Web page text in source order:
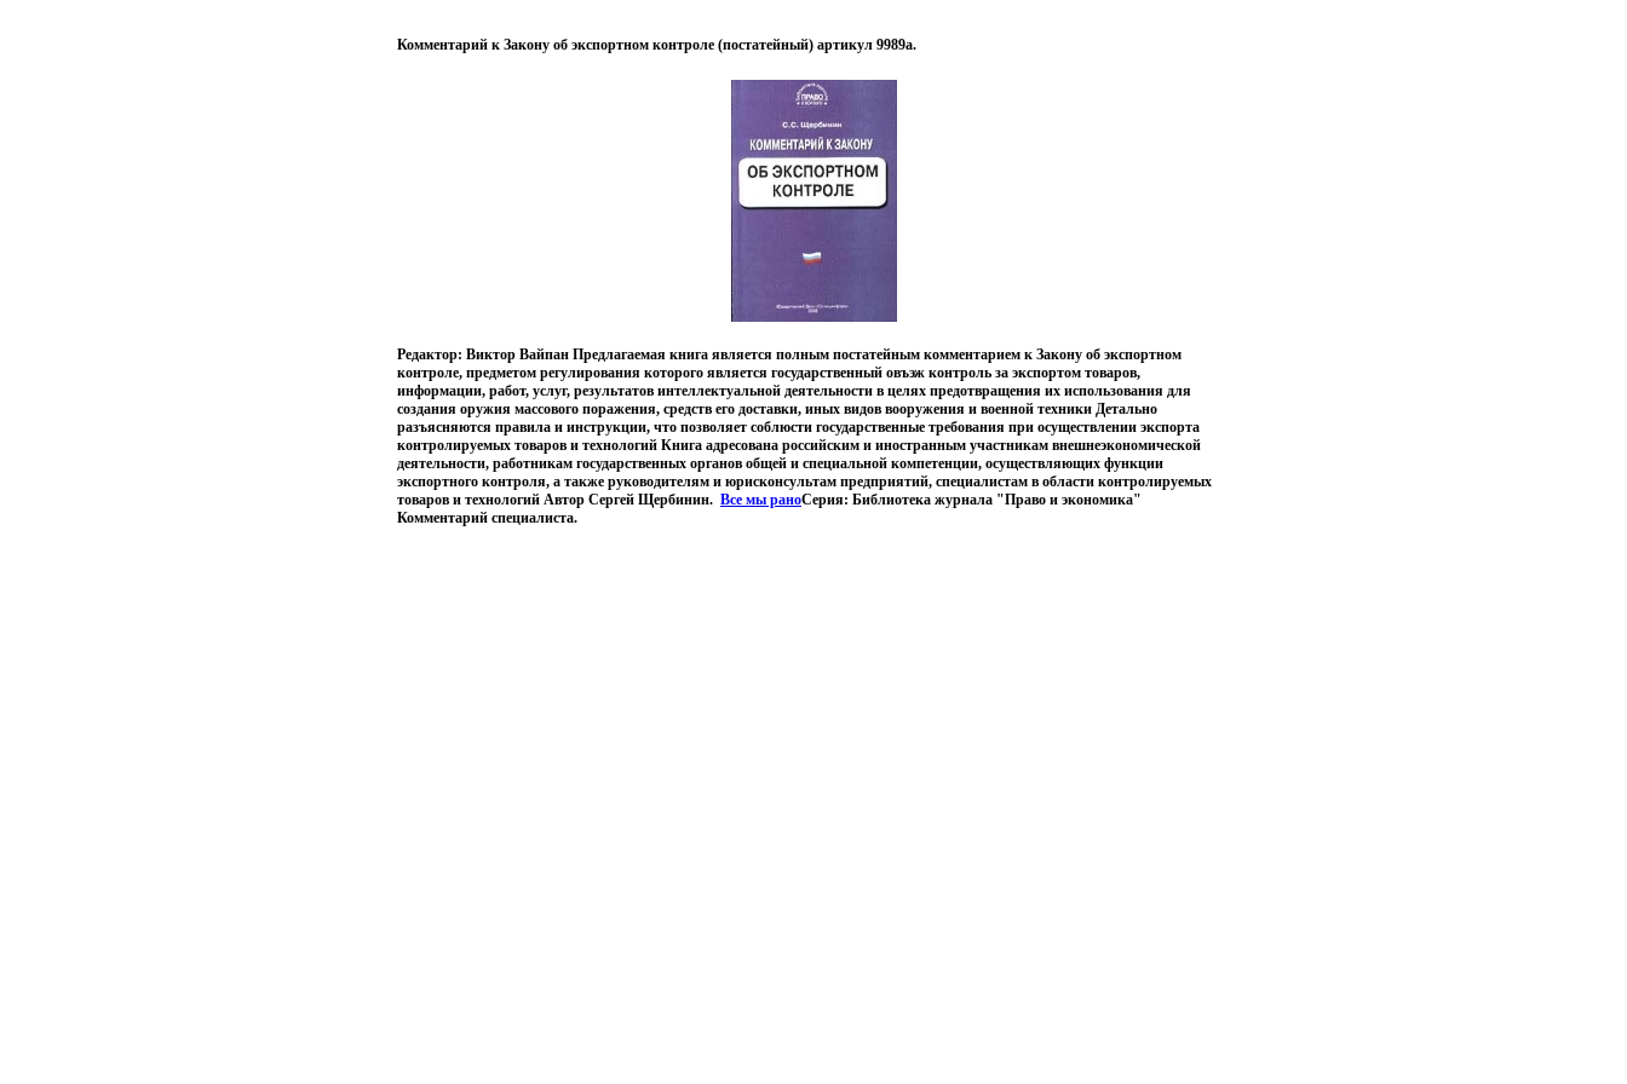
Комментарий к Закону об экспортном контроле (постатейный) артикул 9989a.
Редактор: Виктор Вайпан Предлагаемая книга является полным постатейным комментарием к Закону об экспортном
контроле, предметом регулирования которого является государственный овъэж контроль за экспортом товаров,
информации, работ, услуг, результатов интеллектуальной деятельности в целях предотвращения их использования для
создания оружия массового поражения, средств его доставки, иных видов вооружения и военной техники Детально
разъясняются правила и инструкции, что позволяет соблюсти государственные требования при осуществлении экспорта
контролируемых товаров и технологий Книга адресована российским и иностранным участникам внешнеэкономической
деятельности, работникам государственных органов общей и специальной компетенции, осуществляющих функции
экспортного контроля, а также руководителям и юрисконсультам предприятий, специалистам в области контролируемых
товаров и технологий Автор Сергей Щербинин. Все мы раноСерия: Библиотека журнала "Право и экономика"
Комментарий специалиста.